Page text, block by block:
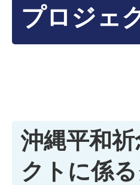
プロジェ
沖縄平和
クトに係